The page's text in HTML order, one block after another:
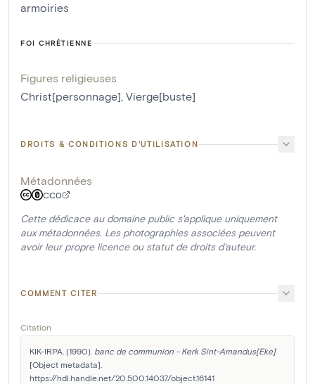
armoiries
FOI CHRÉTIENNE
Figures religieuses
Christ[personnage], Vierge[buste]
DROITS & CONDITIONS D'UTILISATION
Métadonnées
CC0
Cette dédicace au domaine public s'applique uniquement
aux métadonnées. Les photographies associées peuvent
avoir leur propre licence ou statut de droits d'auteur.
COMMENT CITER
Citation
KIK-IRPA. (1990). banc de communion - Kerk Sint-Amandus[Eke]
[Object metadata].
https://hdl.handle.net/20.500.14037/object.16141